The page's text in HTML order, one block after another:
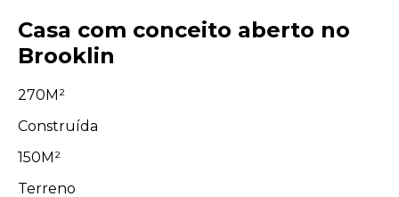
Casa com conceito aberto no
Brooklin
270M²
Construída
150M²
Terreno